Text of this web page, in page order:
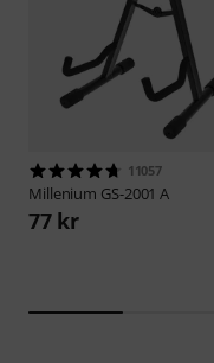
11057
Millenium GS-2001 A
77 kr